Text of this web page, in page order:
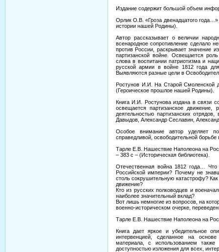
Издание содержит большой объем
Орлик О.В. «Гроза двенадцатого
истории нашей Родины).
Автор рассказывает о величии
всенародное сопротивление сделало
против России, раскрывает значение
партизанской войне. Освещается
слова в воспитании патриотизма и
русской армии в войне 1812 года
Выявляются разные цели в
Ростунов И.И. На Старой Смоленской
(Героическое прошлое нашей Родины).
Книга И.И. Ростунова издана в связи
освещается партизанское
деятельностью партизанских
Давыдов, Александр Сеславин,
Особое внимание автор уделяет
справедливой, освободительной борьбе
Тарле Е.В. Нашествие Наполеона на
– 383 с – (Историческая библиотека).
Отечественная война 1812 года…
Российской империи? Почему не
столь сокрушительную катастрофу?
движение?
Кто из русских полководцев и
наиболее значительный вклад?
Вот лишь немногие из вопросов, на
военно-историческом очерке,
Тарле Е.В. Нашествие Наполеона на
Книга дает яркое и убедительное
интервенцией, сделанное на
материала, с использованием
доступностью изложения для всех,